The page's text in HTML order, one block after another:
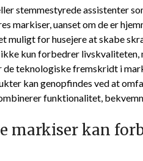
stemmestyrede assistenter
markiser, uanset om de er
muligt for husejere at skabe
kun forbedrer
de teknologiske fremskridt i
kan genopfindes ved at
funktionalitet,
markiser kan